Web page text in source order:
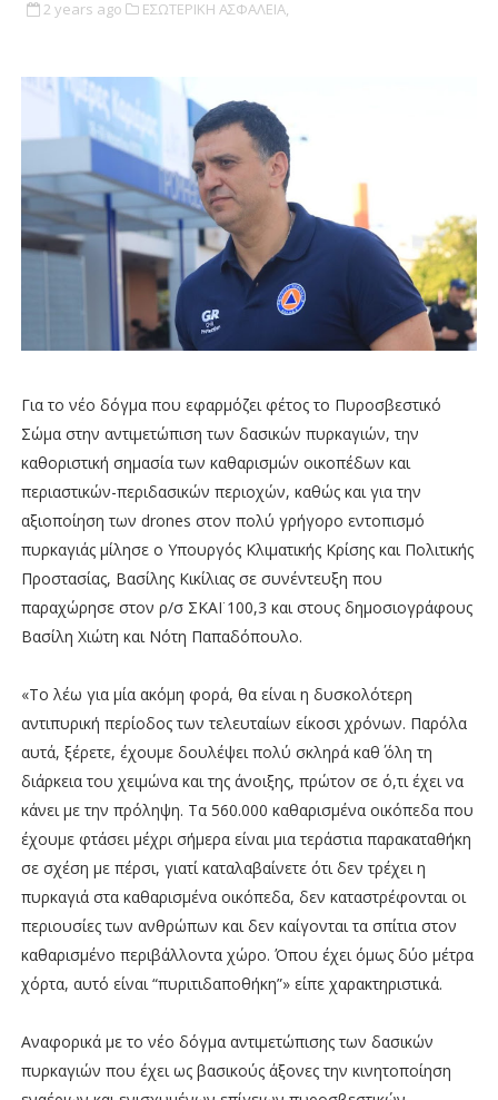
2 years ago ΕΣΩΤΕΡΙΚΗ ΑΣΦΑΛΕΙΑ,
Για το νέο δόγμα που εφαρμόζει φέτος το Πυροσβεστικό
Σώμα στην αντιμετώπιση των δασικών πυρκαγιών, την
καθοριστική σημασία των καθαρισμών οικοπέδων και
περιαστικών-περιδασικών περιοχών, καθώς και για την
αξιοποίηση των drones στον πολύ γρήγορο εντοπισμό
πυρκαγιάς μίλησε ο Υπουργός Κλιματικής Κρίσης και Πολιτικής
Προστασίας, Βασίλης Κικίλιας σε συνέντευξη που
παραχώρησε στον ρ/σ ΣΚΑΪ 100,3 και στους δημοσιογράφους
Βασίλη Χιώτη και Νότη Παπαδόπουλο.
«Το λέω για μία ακόμη φορά, θα είναι η δυσκολότερη
αντιπυρική περίοδος των τελευταίων είκοσι χρόνων. Παρόλα
αυτά, ξέρετε, έχουμε δουλέψει πολύ σκληρά καθ΄ όλη τη
διάρκεια του χειμώνα και της άνοιξης, πρώτον σε ό,τι έχει να
κάνει με την πρόληψη. Τα 560.000 καθαρισμένα οικόπεδα που
έχουμε φτάσει μέχρι σήμερα είναι μια τεράστια παρακαταθήκη
σε σχέση με πέρσι, γιατί καταλαβαίνετε ότι δεν τρέχει η
πυρκαγιά στα καθαρισμένα οικόπεδα, δεν καταστρέφονται οι
περιουσίες των ανθρώπων και δεν καίγονται τα σπίτια στον
καθαρισμένο περιβάλλοντα χώρο. Όπου έχει όμως δύο μέτρα
χόρτα, αυτό είναι “πυριτιδαποθήκη”» είπε χαρακτηριστικά.
Αναφορικά με το νέο δόγμα αντιμετώπισης των δασικών
πυρκαγιών που έχει ως βασικούς άξονες την κινητοποίηση